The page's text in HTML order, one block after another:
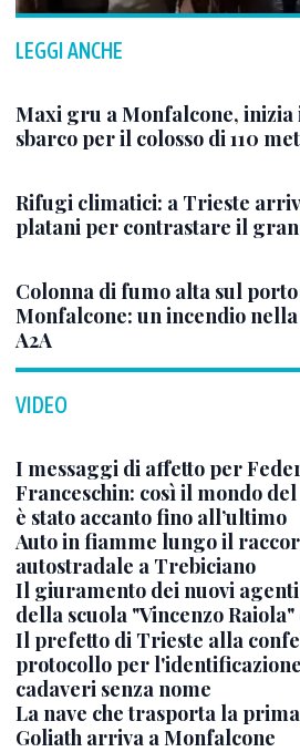
LEGGI ANCHE
Maxi gru a Monfalcone, inizia
sbarco per il colosso di 110
Rifugi climatici: a Trieste
platani per contrastare il
Colonna di fumo alta sul
Monfalcone: un incendio
A2A
VIDEO
I messaggi di affetto per
Franceschin: così il mondo
è stato accanto fino all’ultimo
Auto in fiamme lungo il
autostradale a Trebiciano
Il giuramento dei nuovi
della scuola "Vincenzo
Il prefetto di Trieste alla
protocollo per
cadaveri senza nome
La nave che trasporta la
Goliath arriva a Monfalcone